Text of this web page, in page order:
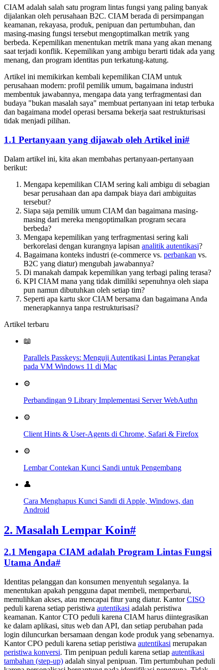
CIAM adalah salah satu program lintas fungsi yang paling banyak
dijalankan oleh perusahaan B2C. CIAM berada di persimpangan
keamanan, rekayasa, produk, penipuan dan pertumbuhan, dan
masing-masing fungsi tersebut mengoptimalkan metrik yang
berbeda. Kepemilikan menentukan metrik mana yang akan menang
saat terjadi konflik. Kepemilikan yang ambigu berarti tidak ada yang
menang, dan program identitas pun terkatung-katung.
Artikel ini memikirkan kembali kepemilikan CIAM untuk
perusahaan modern: profil pemilik umum, bagaimana industri
membentuk jawabannya, mengapa data yang terfragmentasi dan
budaya "bukan masalah saya" membuat pertanyaan ini tetap terbuka
dan bagaimana model operasi bersama bekerja saat restrukturisasi
tidak menjadi pilihan.
1.1 Pertanyaan yang dijawab oleh Artikel ini#
Dalam artikel ini, kita akan membahas pertanyaan-pertanyaan
berikut:
Mengapa kepemilikan CIAM sering kali ambigu di sebagian
besar perusahaan dan apa dampak biaya dari ambiguitas
tersebut?
Siapa saja pemilik umum CIAM dan bagaimana masing-
masing dari mereka mengoptimalkan program secara
berbeda?
Mengapa kepemilikan yang terfragmentasi sering kali
berkorelasi dengan kurangnya lapisan analitik autentikasi?
Bagaimana konteks industri (e-commerce vs. perbankan vs.
B2C yang diatur) mengubah jawabannya?
Di manakah dampak kepemilikan yang terbagi paling terasa?
KPI CIAM mana yang tidak dimiliki sepenuhnya oleh siapa
pun namun dibutuhkan oleh setiap tim?
Seperti apa kartu skor CIAM bersama dan bagaimana Anda
menerapkannya tanpa restrukturisasi?
Artikel terbaru
📖
Parallels Passkeys: Menguji Autentikasi Lintas Perangkat
pada VM Windows 11 di Mac
⚙️
Perbandingan 9 Library Implementasi Server WebAuthn
⚙️
Client Hints & User-Agents di Chrome, Safari & Firefox
⚙️
Lembar Contekan Kunci Sandi untuk Pengembang
👤
Cara Menghapus Kunci Sandi di Apple, Windows, dan
Android
2. Masalah Lempar Koin#
2.1 Mengapa CIAM adalah Program Lintas Fungsi
Utama Anda#
Identitas pelanggan dan konsumen menyentuh segalanya. Ia
menentukan apakah pengguna dapat membeli, memperbarui,
memulihkan akses, atau mencapai fitur yang diatur. KantorCISO
peduli karena setiap peristiwa autentikasi adalah peristiwa
keamanan. Kantor CTO peduli karena CIAM harus diintegrasikan
ke dalam aplikasi, situs web dan API, dan setiap perubahan pada
login diluncurkan bersamaan dengan kode produk yang sebenarnya.
Kantor CPO peduli karena setiap peristiwa autentikasi merupakan
peristiwa konversi. Tim penipuan peduli karena setiap autentikasi
tambahan (step-up) adalah sinyal penipuan. Tim pertumbuhan peduli